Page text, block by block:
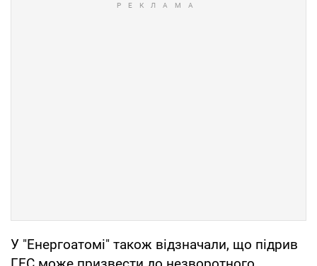
У "Енергоатомі" також відзначали, що підрив